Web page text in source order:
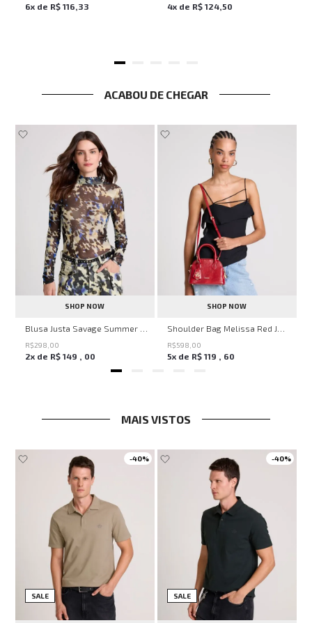
6x de R$ 116 33 4x de R$ 124 50
ACABOU DE CHEGAR
SHOP NOW
R$298 00
2x de R$ 149 , 00
SHOP NOW
R$598 00
5x de R$ 119 , 60
MAIS VISTOS
-40%
SALE
-40%
SALE